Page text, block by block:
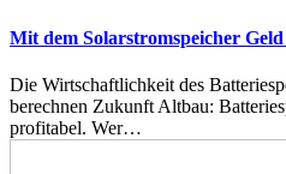
Mit dem Solarstromspeicher
Die Wirtschaftlichkeit des
berechnen Zukunft Altbau:
profitabel. Wer…